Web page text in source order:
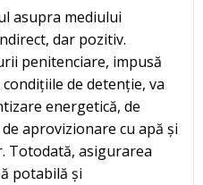
asupra mediului
dar pozitiv.
penitenciare, impusă
de detenție, va
energetică, de
aprovizionare cu apă și
Totodată, asigurarea
potabilă și